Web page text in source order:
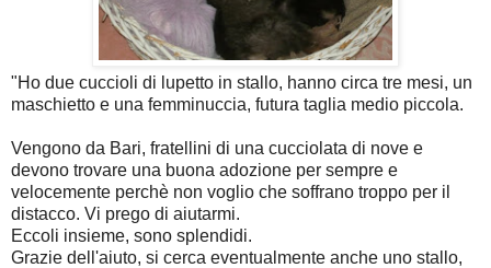
"Ho due cuccioli di lupetto in stallo, hanno circa tre mesi, un
maschietto e una femminuccia, futura taglia medio piccola.
Vengono da Bari, fratellini di una cucciolata di nove e
devono trovare una buona adozione per sempre e
velocemente perchè non voglio che soffrano troppo per il
distacco. Vi prego di aiutarmi.
Eccoli insieme, sono splendidi.
Grazie dell'aiuto, si cerca eventualmente anche uno stallo,